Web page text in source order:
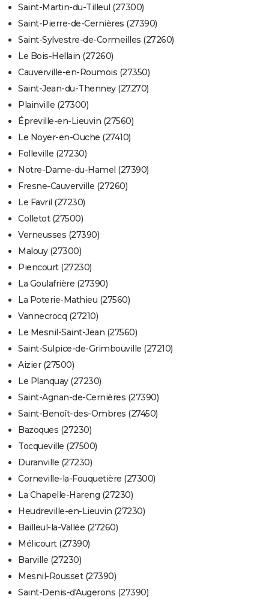
Saint-Martin-du-Tilleul (27300)
Saint-Pierre-de-Cernières (27390)
Saint-Sylvestre-de-Cormeilles (27260)
Le Bois-Hellain (27260)
Cauverville-en-Roumois (27350)
Saint-Jean-du-Thenney (27270)
Plainville (27300)
Épreville-en-Lieuvin (27560)
Le Noyer-en-Ouche (27410)
Folleville (27230)
Notre-Dame-du-Hamel (27390)
Fresne-Cauverville (27260)
Le Favril (27230)
Colletot (27500)
Verneusses (27390)
Malouy (27300)
Piencourt (27230)
La Goulafrière (27390)
La Poterie-Mathieu (27560)
Vannecrocq (27210)
Le Mesnil-Saint-Jean (27560)
Saint-Sulpice-de-Grimbouville (27210)
Aizier (27500)
Le Planquay (27230)
Saint-Agnan-de-Cernières (27390)
Saint-Benoît-des-Ombres (27450)
Bazoques (27230)
Tocqueville (27500)
Duranville (27230)
Corneville-la-Fouquetière (27300)
La Chapelle-Hareng (27230)
Heudreville-en-Lieuvin (27230)
Bailleul-la-Vallée (27260)
Mélicourt (27390)
Barville (27230)
Mesnil-Rousset (27390)
Saint-Denis-d'Augerons (27390)